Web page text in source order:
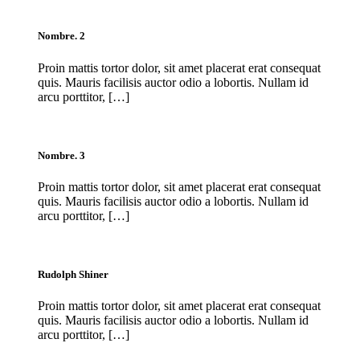
Nombre. 2
Proin mattis tortor dolor, sit amet placerat erat consequat
quis. Mauris facilisis auctor odio a lobortis. Nullam id
arcu porttitor, […]
Nombre. 3
Proin mattis tortor dolor, sit amet placerat erat consequat
quis. Mauris facilisis auctor odio a lobortis. Nullam id
arcu porttitor, […]
Rudolph Shiner
Proin mattis tortor dolor, sit amet placerat erat consequat
quis. Mauris facilisis auctor odio a lobortis. Nullam id
arcu porttitor, […]